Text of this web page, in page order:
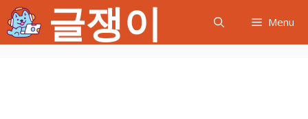
텐
츠
글쟁이 Menu